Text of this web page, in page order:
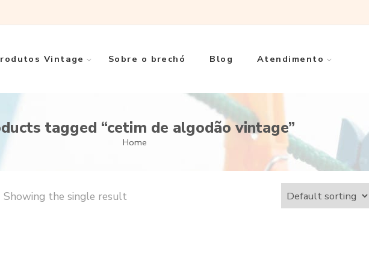
Vintage Sobre o brechó Blog Atendimento
tagged “cetim de algodão vintage”
Home
Showing the single result